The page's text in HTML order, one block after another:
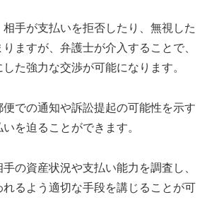
手が支払いを拒否したり、無視した
ますが、弁護士が介入することで、
た強力な交渉が可能になります。
での通知や訴訟提起の可能性を示す
を迫ることができます。
の資産状況や支払い能力を調査し、
るよう適切な手段を講じることが可